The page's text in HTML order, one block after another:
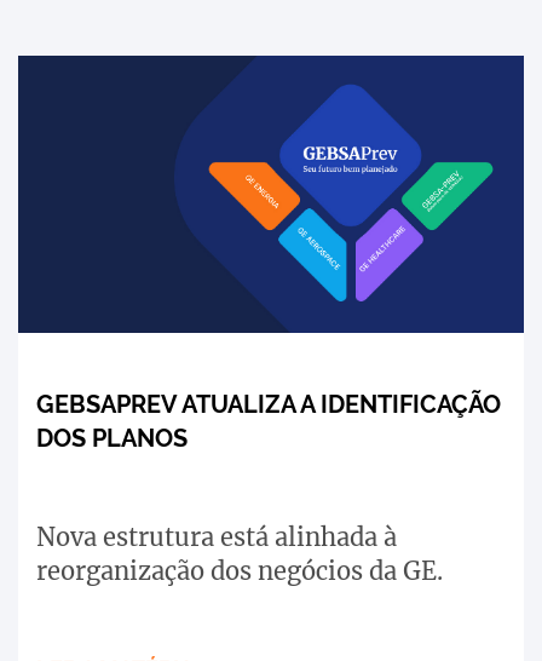
GEBSAPREV ATUALIZA A IDENTIFICAÇÃO
DOS PLANOS
Nova estrutura está alinhada à
reorganização dos negócios da GE.